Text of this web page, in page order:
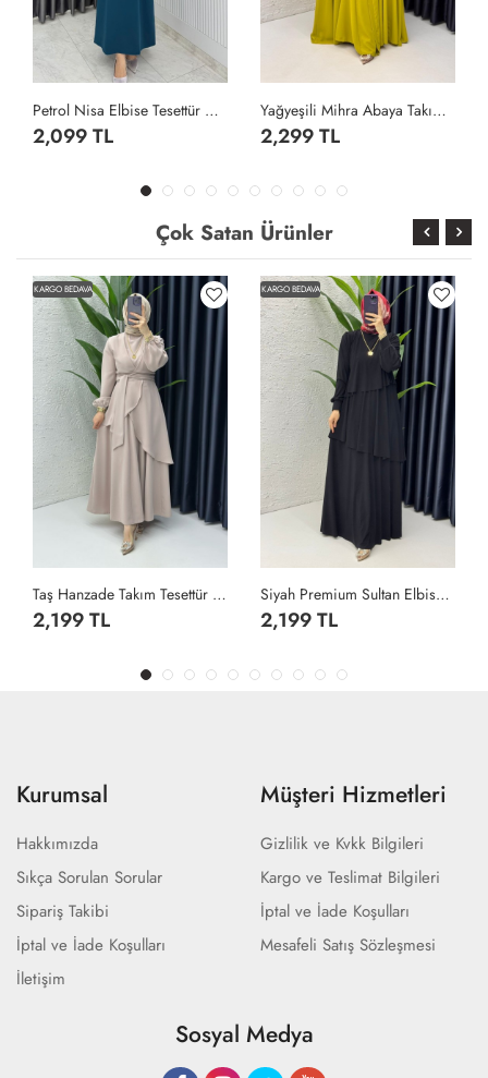
Petrol Nisa Elbise Tesettür Giyim Petrol Yeşili
2,099 TL
Yağyeşili Mihra Abaya Takım Tesettür Giyim Yağ Yeşili
2,299 TL
Çok Satan Ürünler
KARGO BEDAVA
Taş Hanzade Takım Tesettür Giyim Taş Rengi
2,199 TL
KARGO BEDAVA
Siyah Premium Sultan Elbise Tesettür Giyim Siyah
2,199 TL
Kurumsal
Hakkımızda
Sıkça Sorulan Sorular
Sipariş Takibi
İptal ve İade Koşulları
İletişim
Müşteri Hizmetleri
Gizlilik ve Kvkk Bilgileri
Kargo ve Teslimat Bilgileri
İptal ve İade Koşulları
Mesafeli Satış Sözleşmesi
Sosyal Medya